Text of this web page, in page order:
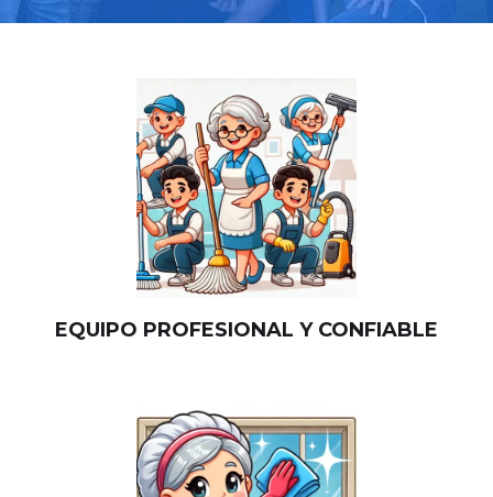
⭐⭐⭐⭐⭐
EQUIPO PROFESIONAL Y CONFIABLE